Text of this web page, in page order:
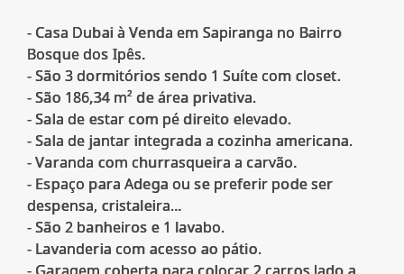
- Casa Dubai à Venda em Sapiranga no Bairro
Bosque dos Ipês.
- São 3 dormitórios sendo 1 Suíte com closet.
- São 186,34 m² de área privativa.
- Sala de estar com pé direito elevado.
- Sala de jantar integrada a cozinha americana.
- Varanda com churrasqueira a carvão.
- Espaço para Adega ou se preferir pode ser
despensa, cristaleira...
- São 2 banheiros e 1 lavabo.
- Lavanderia com acesso ao pátio.
- Garagem coberta para colocar 2 carros lado a